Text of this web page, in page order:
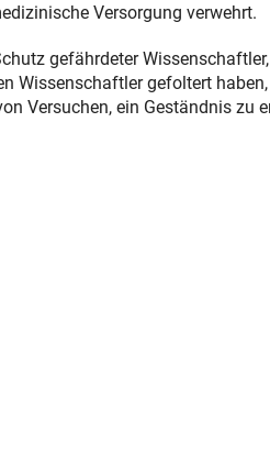
Versorgung verwehrt.
gefährdeter
Wissenschaftler gefoltert
Versuchen, ein Geständnis zu